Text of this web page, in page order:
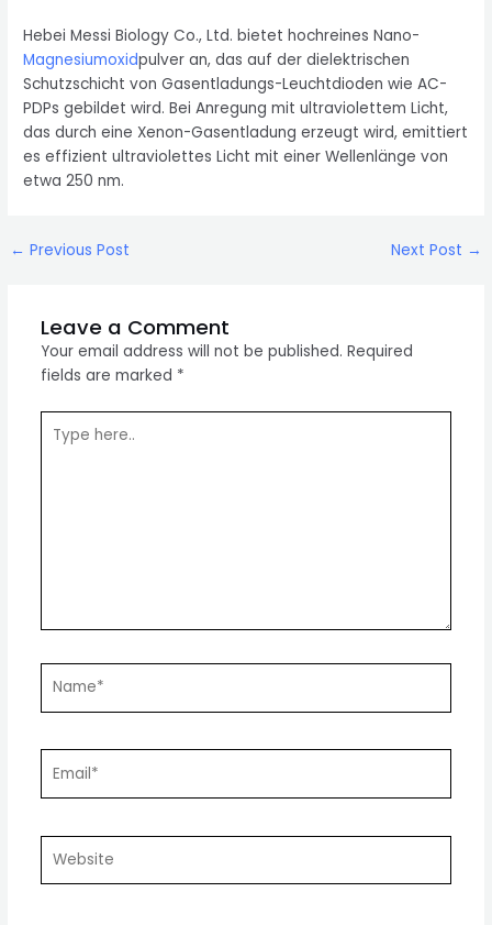
Hebei Messi Biology Co., Ltd. bietet hochreines Nano-
Magnesiumoxidpulver an, das auf der dielektrischen
Schutzschicht von Gasentladungs-Leuchtdioden wie AC-
PDPs gebildet wird. Bei Anregung mit ultraviolettem Licht,
das durch eine Xenon-Gasentladung erzeugt wird, emittiert
es effizient ultraviolettes Licht mit einer Wellenlänge von
etwa 250 nm.
Post
← Previous Post Next Post →
Leave a Comment
Your email address will not be published. Required
fields are marked *
here..